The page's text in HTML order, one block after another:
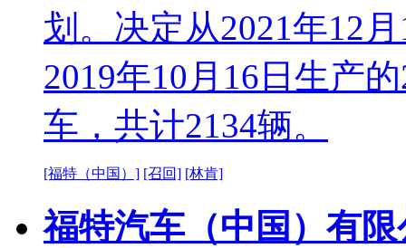
划。决定从2021年12
2019年10月16日生产
车，共计2134辆。
[福特（中国）] [召回] [林肯]
福特汽车（中国）有